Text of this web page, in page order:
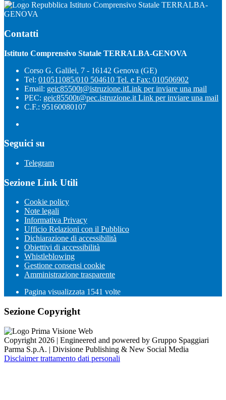
Istituto Comprensivo Statale TERRALBA-
GENOVA
Contatti
Istituto Comprensivo Statale TERRALBA-GENOVA
Corso G. Galilei, 7 - 16142 Genova (GE)
Tel: 010511085/010 504610 Tel. e Fax: 010506902
Email: geic85500t@istruzione.itLink per inviare una mail
PEC: geic85500t@pec.istruzione.it Link per inviare una mail
C.F.: 95160080107
Seguici su
Telegram
Sezione Link Utili
Cookie policy
Note legali
Informativa Privacy
Ufficio Relazioni con il Pubblico
Dichiarazione di accessibilità
Obiettivi di accessibilità
Whistleblowing
Gestione consensi cookie
Amministrazione trasparente
Pagina visualizzata 1541 volte
Sezione Copyright
Copyright 2026 | Engineered and powered by Gruppo Spaggiari
Parma S.p.A. | Divisione Publishing & New Social Media
Disclaimer trattamento dati personali